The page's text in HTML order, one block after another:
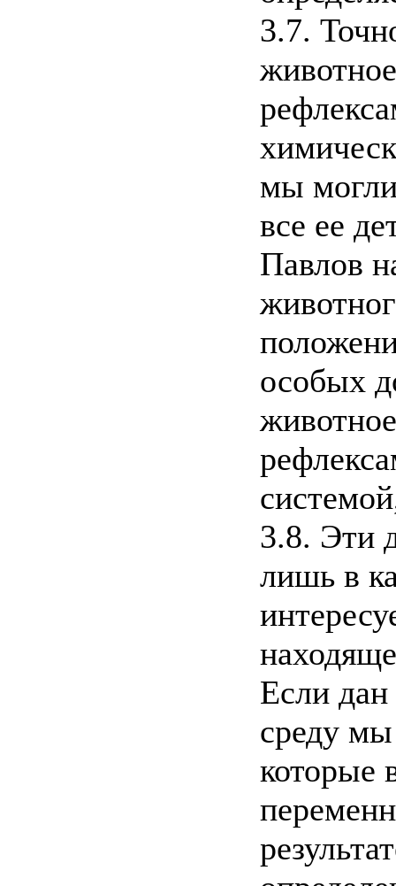
3.7.
мы
все ее
Павлов
особых
3.8. Эти
лишь в
Если
среду
которые